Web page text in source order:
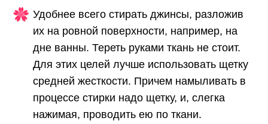
Удобнее всего стирать джинсы, разложив
их на ровной поверхности, например, на
дне ванны. Тереть руками ткань не стоит.
Для этих целей лучше использовать щетку
средней жесткости. Причем намыливать в
процессе стирки надо щетку, и, слегка
нажимая, проводить ею по ткани.